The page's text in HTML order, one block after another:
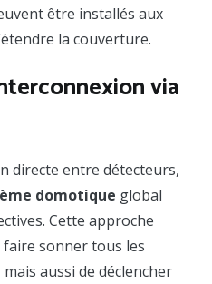
être installés aux
la couverture.
via
directe entre détecteurs,
domotique global
Cette approche
sonner tous les
aussi de déclencher